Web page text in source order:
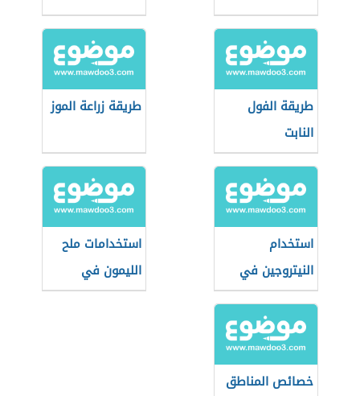
طريقة الفول
النابت
طريقة زراعة الموز
استخدام
النيتروجين في
الزراعة
استخدامات ملح
الليمون في
الزراعة
خصائص المناطق